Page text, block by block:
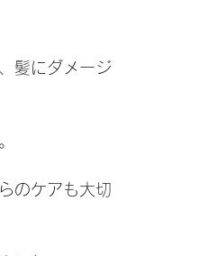
髪にダメージ
のケアも大切